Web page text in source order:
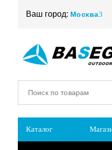
Ваш город: Москва
Каталог